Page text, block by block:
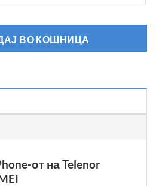
ВО КОШНИЦА
от на Telenor